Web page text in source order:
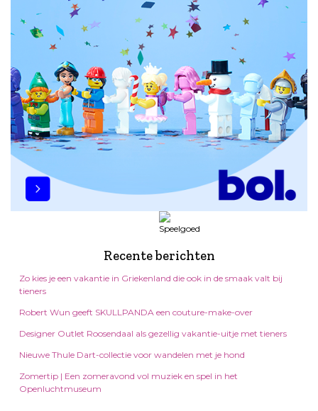
Recente berichten
Zo kies je een vakantie in Griekenland die ook in de smaak valt bij
tieners
Robert Wun geeft SKULLPANDA een couture-make-over
Designer Outlet Roosendaal als gezellig vakantie-uitje met tieners
Nieuwe Thule Dart-collectie voor wandelen met je hond
Zomertip | Een zomeravond vol muziek en spel in het
Openluchtmuseum